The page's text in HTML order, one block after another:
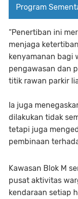
Program
“Penertiban ini
menjaga
kenyamanan bagi
pengawasan dan
titik rawan parkir
Ia juga
dilakukan tidak
tetapi juga
pembinaan
Kawasan Blok M
pusat aktivitas
kendaraan setiap